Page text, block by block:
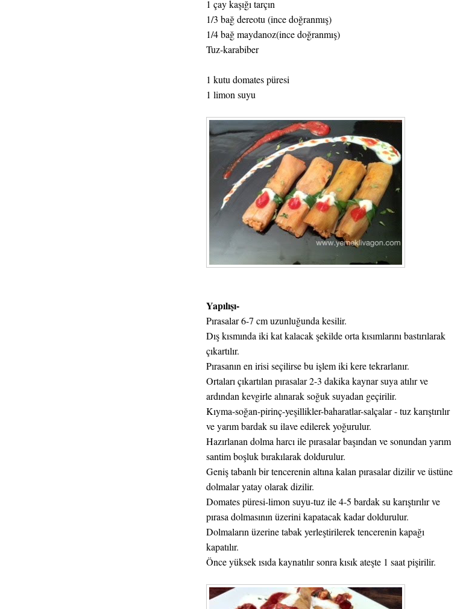
1 çay kaşığı tarçın
1/3 bağ dereotu (ince doğranmış)
1/4 bağ maydanoz(ince doğranmış)
Tuz-karabiber
1 kutu domates püresi
1 limon suyu
Yapılışı-
Pırasalar 6-7 cm uzunluğunda kesilir.
Dış kısmında iki kat kalacak şekilde orta kısımlarını bastırılarak
çıkartılır.
Pırasanın en irisi seçilirse bu işlem iki kere tekrarlanır.
Ortaları çıkartılan pırasalar 2-3 dakika kaynar suya atılır ve
ardından kevgirle alınarak soğuk suyadan geçirilir.
Kıyma-soğan-pirinç-yeşillikler-baharatlar-salçalar - tuz karıştırılır
ve yarım bardak su ilave edilerek yoğurulur.
Hazırlanan dolma harcı ile pırasalar başından ve sonundan yarım
santim boşluk bırakılarak doldurulur.
Geniş tabanlı bir tencerenin altına kalan pırasalar dizilir ve üstüne
dolmalar yatay olarak dizilir.
Domates püresi-limon suyu-tuz ile 4-5 bardak su karıştırılır ve
pırasa dolmasının üzerini kapatacak kadar doldurulur.
Dolmaların üzerine tabak yerleştirilerek tencerenin kapağı
kapatılır.
Önce yüksek ısıda kaynatılır sonra kısık ateşte 1 saat pişirilir.